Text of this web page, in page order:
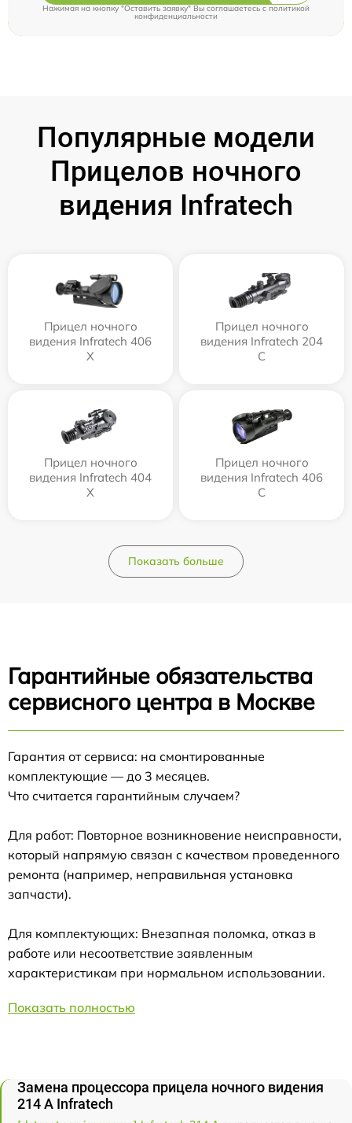
Нажимая на кнопку "Оставить заявку" Вы соглашаетесь cполитикой
конфиденциальности
Популярные модели
Прицелов ночного
видения Infratech
Прицел ночного
видения Infratech 406
Х
Прицел ночного
видения Infratech 204
С
Прицел ночного
видения Infratech 404
Х
Прицел ночного
видения Infratech 406
С
Показать больше
Гарантийные обязательства
сервисного центра в Москве
Гарантия от сервиса: на смонтированные
комплектующие — до 3 месяцев.
Что считается гарантийным случаем?
Для работ: Повторное возникновение неисправности,
который напрямую связан с качеством проведенного
ремонта (например, неправильная установка
запчасти).
Для комплектующих: Внезапная поломка, отказ в
работе или несоответствие заявленным
характеристикам при нормальном использовании.
Показать полностью
Замена процессора прицела ночного видения
214 А Infratech